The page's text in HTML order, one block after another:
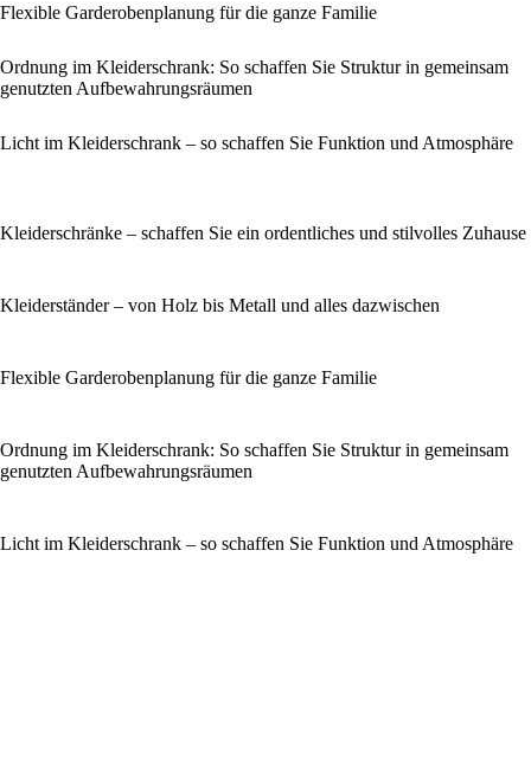
Flexible Garderobenplanung für die ganze Familie
Ordnung im Kleiderschrank: So schaffen Sie Struktur in gemeinsam
genutzten Aufbewahrungsräumen
Licht im Kleiderschrank – so schaffen Sie Funktion und Atmosphäre
Kleiderschränke – schaffen Sie ein ordentliches und stilvolles Zuhause
Kleiderständer – von Holz bis Metall und alles dazwischen
Flexible Garderobenplanung für die ganze Familie
Ordnung im Kleiderschrank: So schaffen Sie Struktur in gemeinsam
genutzten Aufbewahrungsräumen
Licht im Kleiderschrank – so schaffen Sie Funktion und Atmosphäre